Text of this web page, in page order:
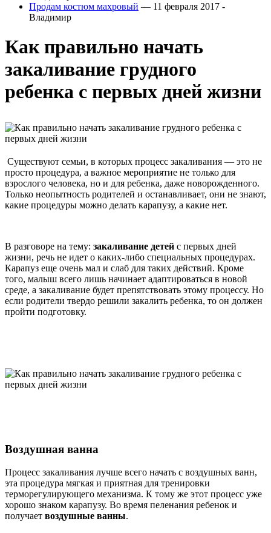
Продам костюм махровый — 11 февраля 2017 -
Владимир
Как правильно начать
закаливание грудного
ребенка с первых дней жизни
Существуют семьи, в которых процесс закаливания — это не
просто процедура, а важное мероприятие не только для
взрослого человека, но и для ребенка, даже новорожденного.
Только неопытность родителей и останавливает, они не знают,
какие процедуры можно делать карапузу, а какие нет.
В разговоре на тему: закаливание детей с первых дней
жизни, речь не идет о каких-либо специальных процедурах.
Карапуз еще очень мал и слаб для таких действий. Кроме
того, малыш всего лишь начинает адаптироваться в новой
среде, а закаливание будет препятствовать этому процессу. Но
если родители твердо решили закалить ребенка, то он должен
пройти подготовку.
Воздушная ванна
Процесс закаливания лучше всего начать с воздушных ванн,
эта процедура мягкая и приятная для тренировки
терморегулирующего механизма. К тому же этот процесс уже
хорошо знаком карапузу. Во время пеленания ребенок и
получает воздушные ванны.